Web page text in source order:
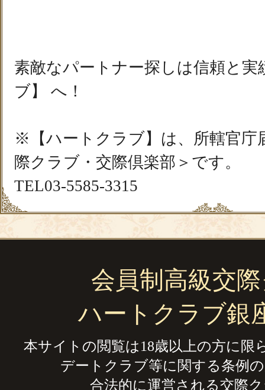
素敵なパートナー探しは信頼と実
ブ】 へ！
※【ハートクラブ】は、所轄官庁
際クラブ・交際倶楽部＞です。
TEL03-5585-3315
会員制高級交
ハートクラブ銀
本サイトの閲覧は18歳以上の方に限
デートクラブ等に関する条例
合法的に運営される交際